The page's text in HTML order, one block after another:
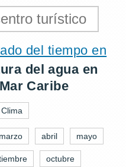
del tiempo en
del agua en
Caribe
Clima
marzo abril mayo
octubre